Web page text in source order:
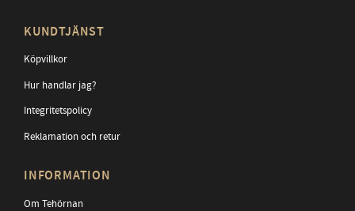
KUNDTJÄNST
Köpvillkor
Hur handlar jag?
Integritetspolicy
Reklamation och retur
INFORMATION
Om Tehörnan